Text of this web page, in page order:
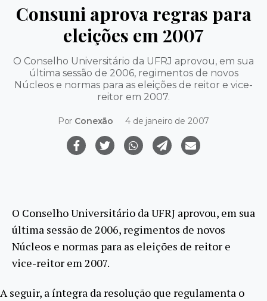
Consuni aprova regras para
eleições em 2007
O Conselho Universitário da UFRJ aprovou, em sua
última sessão de 2006, regimentos de novos
Núcleos e normas para as eleições de reitor e vice-
reitor em 2007.
Por Conexão 4 de janeiro de 2007
O Conselho Universitário da UFRJ aprovou, em sua
última sessão de 2006, regimentos de novos
Núcleos e normas para as eleições de reitor e
vice-reitor em 2007.
A seguir, a íntegra da resolução que regulamenta o